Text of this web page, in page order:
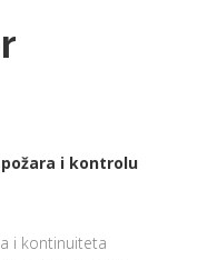
i kontrolu
i kontinuiteta